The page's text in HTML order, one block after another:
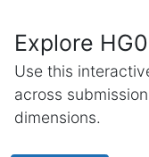
Explore
Use this
across
dimensions.